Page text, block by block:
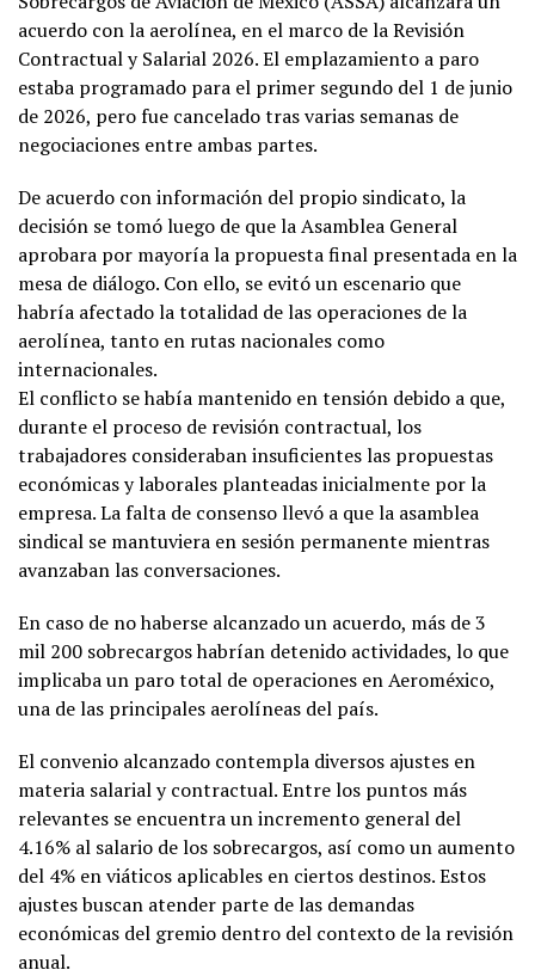
acuerdo con la aerolínea, en el marco de la Revisión
Contractual y Salarial 2026. El emplazamiento a paro
estaba programado para el primer segundo del 1 de junio
de 2026, pero fue cancelado tras varias semanas de
negociaciones entre ambas partes.
De acuerdo con información del propio sindicato, la
decisión se tomó luego de que la Asamblea General
aprobara por mayoría la propuesta final presentada en la
mesa de diálogo. Con ello, se evitó un escenario que
habría afectado la totalidad de las operaciones de la
aerolínea, tanto en rutas nacionales como
internacionales.
El conflicto se había mantenido en tensión debido a que,
durante el proceso de revisión contractual, los
trabajadores consideraban insuficientes las propuestas
económicas y laborales planteadas inicialmente por la
empresa. La falta de consenso llevó a que la asamblea
sindical se mantuviera en sesión permanente mientras
avanzaban las conversaciones.
En caso de no haberse alcanzado un acuerdo, más de 3
mil 200 sobrecargos habrían detenido actividades, lo que
implicaba un paro total de operaciones en Aeroméxico,
una de las principales aerolíneas del país.
El convenio alcanzado contempla diversos ajustes en
materia salarial y contractual. Entre los puntos más
relevantes se encuentra un incremento general del
4.16% al salario de los sobrecargos, así como un aumento
del 4% en viáticos aplicables en ciertos destinos. Estos
ajustes buscan atender parte de las demandas
económicas del gremio dentro del contexto de la revisión
anual.